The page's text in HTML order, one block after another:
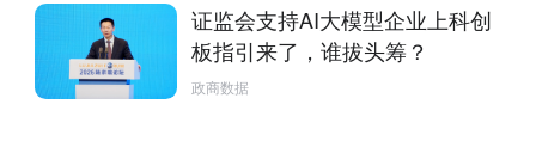
证监会支持AI大模型企业上科创
板指引来了，谁拔头筹？
政商数据